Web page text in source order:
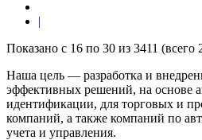
|
Показано с 16 по 30 из 3411 (всего
Наша цель — разработка и
эффективных решений, на основе
идентификации, для торговых и
компаний, а также компаний по
учета и управления.